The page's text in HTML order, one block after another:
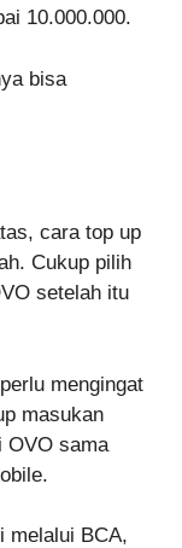
10.000.000.
bisa
cara top up
Cukup pilih
setelah itu
mengingat
masukan
OVO sama
melalui BCA,